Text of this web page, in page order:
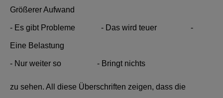
Größerer Aufwand
- Es gibt Probleme - Das wird teuer -
Eine Belastung
- Nur weiter so - Bringt nichts
zu sehen. All diese Überschriften zeigen, dass die